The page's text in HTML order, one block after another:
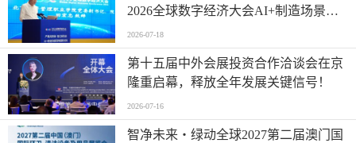
2026全球数字经济大会AI+制造场景落
地国际论坛成功举办
2026-07-18
第十五届中外会展投资合作洽谈会在京
隆重启幕，释放全年发展关键信号！
2026-07-16
智净未来・绿动全球2027第二届澳门国